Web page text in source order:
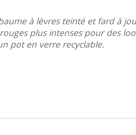
à lèvres teinté et fard à
plus intenses pour des
pot en verre recyclable.